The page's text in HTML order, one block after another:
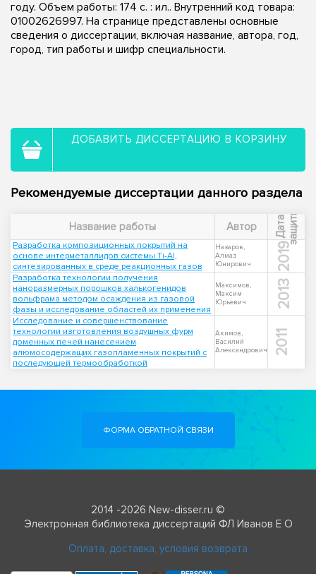
году. Объем работы: 174 с. : ил.. Внутренний код товара:
01002626997. На странице представлены основные
сведения о диссертации, включая название, автора, год,
город, тип работы и шифр специальности.
ДОБАВИТЬ ДИССЕРТАЦИЮ В КОРЗИНУ
Рекомендуемые диссертации данного раздела
Название работы Автор Д
а
т
а
з
а
щ
и
т ы
Разработка композиционных покрытий на
основе интерметаллидов системы Ti-Al,
синтезированных в среде реакционных газов
Назаров,
Алмаз
Юнирович
2019
Разработка технологии получения
наноразмерных порошков халькогенидов
вольфрама методом осаждения из газовой
фазы и исследование областей их применения
Максимов,
Максим
Юрьевич
2013
Исследование и совершенствование
технологии изготовления воздушных фурм
доменных печей нанесением
алюмосодержащих газопламенных покрытий с
последующей термообработкой
Акимов,
Василий
Александрович
2011
ФОРМА ОБРАТНОЙ СВЯЗИ
2014 -2026 New-disser.ru ©
Электронная библиотека диссертаций ФЛ Иванов Е О
Оплата, доставка, условия возврата